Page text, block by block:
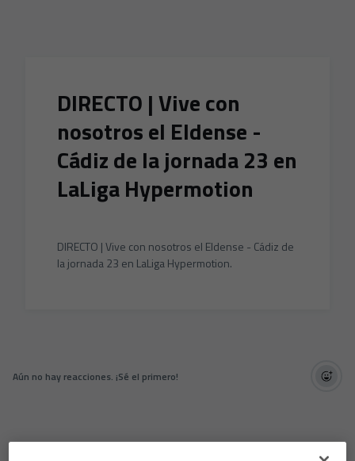
DIRECTO | Vive con
nosotros el Eldense -
Cádiz de la jornada 23 en
LaLiga Hypermotion
DIRECTO | Vive con nosotros el Eldense - Cádiz de
la jornada 23 en LaLiga Hypermotion.
Aún no hay reacciones. ¡Sé el primero!